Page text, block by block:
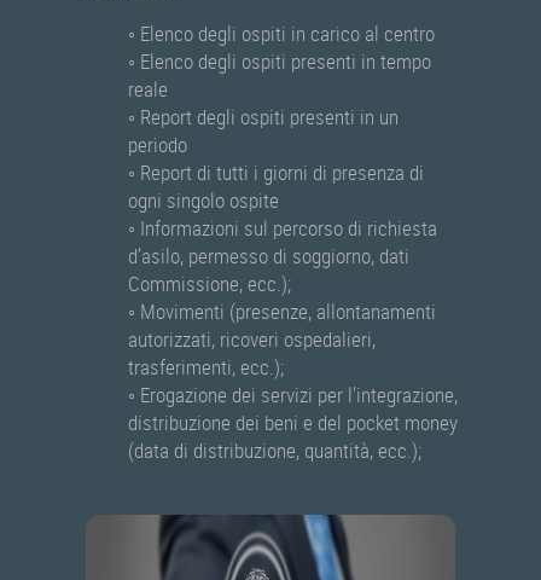
◦ Elenco degli ospiti in carico al centro
◦ Elenco degli ospiti presenti in tempo
reale
◦ Report degli ospiti presenti in un
periodo
◦ Report di tutti i giorni di presenza di
ogni singolo ospite
◦ Informazioni sul percorso di richiesta
d’asilo, permesso di soggiorno, dati
Commissione, ecc.);
◦ Movimenti (presenze, allontanamenti
autorizzati, ricoveri ospedalieri,
trasferimenti, ecc.);
◦ Erogazione dei servizi per l’integrazione,
distribuzione dei beni e del pocket money
(data di distribuzione, quantità, ecc.);